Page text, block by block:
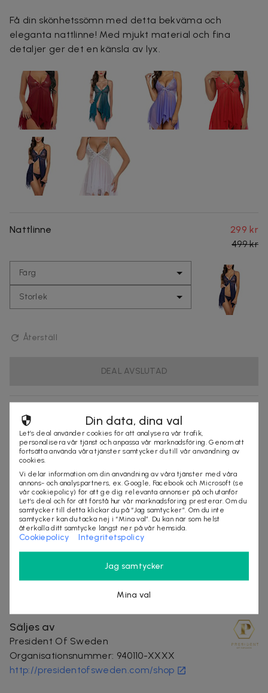
Få din skönhetssömn med detta bekväma och
eleganta nattlinne! Med mjukt material och fina
detaljer ger det en känsla av lyx.
Nattlinne
299 kr
499 kr
Färg
Storlek
Återställ
DEAL AVSLUTAD
Produktinformation
Noggrant tillverkat av lyxiga material för komfort
och stil
Inspirerat av stadens nattliga skönhet och mystik
när staden är vaken
Nattlinne i flera olika färger
Villkor
Frakt tillkommer
Leveranstid: ca 10 arbetsdagar
kläder
Säljes av
President Of Sweden
Organisationsnummer: 940110-XXXX
http://presidentofsweden.com/shop
Din data, dina val
Let’s deal använder cookies för att analysera vår trafik,
personalisera vår tjänst och anpassa vår marknadsföring. Genom att
fortsätta använda våra tjänster samtycker du till vår användning av
cookies.
Vi delar information om din användning av våra tjänster med våra
annons- och analyspartners, ex. Google, Facebook och Microsoft (se
vår cookiepolicy) för att ge dig relevanta annonser på och utanför
Let’s deal och för att förstå hur vår marknadsföring presterar. Om du
samtycker till detta klickar du på “Jag samtycker”. Om du inte
samtycker kan du tacka nej i “Mina val”. Du kan när som helst
återkalla ditt samtycke längst ner på vår hemsida.
Cookiepolicy Integritetspolicy
Jag samtycker
Mina val